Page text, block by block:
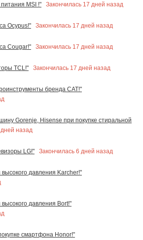
MSI !"
Закончилась 17 дней назад
Ocypus!"
Закончилась 17 дней назад
Cougar!"
Закончилась 17 дней назад
TCL!"
Закончилась 17 дней назад
бренда CAT!"
Gorenje, Hisense при покупке стиральной
дней назад
LG!"
Закончилась 6 дней назад
давления Karcher!"
давления Bort!"
смартфона Honor!"